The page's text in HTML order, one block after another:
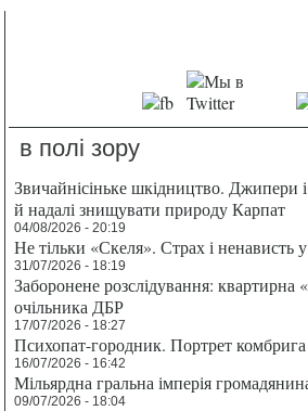
в полі зору
Звичайнісіньке шкідництво. Джипери
й надалі знищувати природу Карпат
04/08/2026 - 20:19
Не тільки «Скеля». Страх і
31/07/2026 - 18:19
Заборонене розслідування: квартирна
очільника ДБР
17/07/2026 - 18:27
Психопат-городник. Портрет
16/07/2026 - 16:42
Мільярдна гральна імперія
09/07/2026 - 18:04